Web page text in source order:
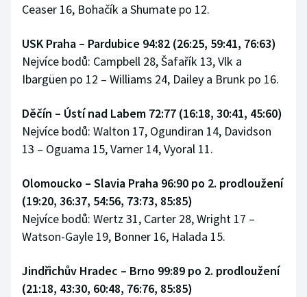
Ceaser 16, Bohačík a Shumate po 12.
USK Praha – Pardubice 94:82 (26:25, 59:41, 76:63)
Nejvíce bodů: Campbell 28, Šafařík 13, Vlk a
Ibargüen po 12 – Williams 24, Dailey a Brunk po 16.
Děčín – Ústí nad Labem 72:77 (16:18, 30:41, 45:60)
Nejvíce bodů: Walton 17, Ogundiran 14, Davidson
13 – Oguama 15, Varner 14, Vyoral 11.
Olomoucko – Slavia Praha 96:90 po 2. prodloužení
(19:20, 36:37, 54:56, 73:73, 85:85)
Nejvíce bodů: Wertz 31, Carter 28, Wright 17 –
Watson-Gayle 19, Bonner 16, Halada 15.
Jindřichův Hradec – Brno 99:89 po 2. prodloužení
(21:18, 43:30, 60:48, 76:76, 85:85)